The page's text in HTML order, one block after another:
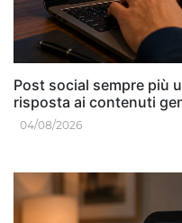
Post social sempre più
risposta ai contenuti
04/08/2026